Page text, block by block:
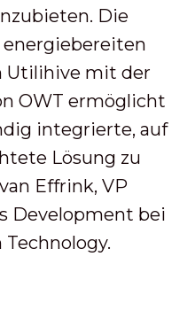
Die
Utilihive mit der
OWT ermöglicht
integrierte, auf
Lösung zu
Effrink, VP
Development bei